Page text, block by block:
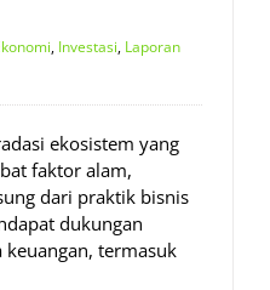
, Investasi, Laporan
ekosistem yang
faktor alam,
dari praktik bisnis
dukungan
keuangan, termasuk